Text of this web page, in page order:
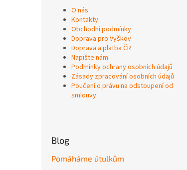
O nás
Kontakty
Obchodní podmínky
Doprava pro Vyškov
Doprava a platba ČR
Napište nám
Podmínky ochrany osobních údajů
Zásady zpracování osobních údajů
Poučení o právu na odstoupení od
smlouvy
Blog
Pomáháme útulkům